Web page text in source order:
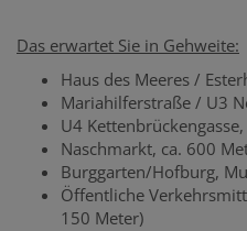
Das erwartet Sie in Gehweite:
Haus des Meeres /
Mariahilferstraße / U3
U4
Naschmarkt, ca. 600
Burggarten/Hofburg,
Öffentliche
150 Meter)